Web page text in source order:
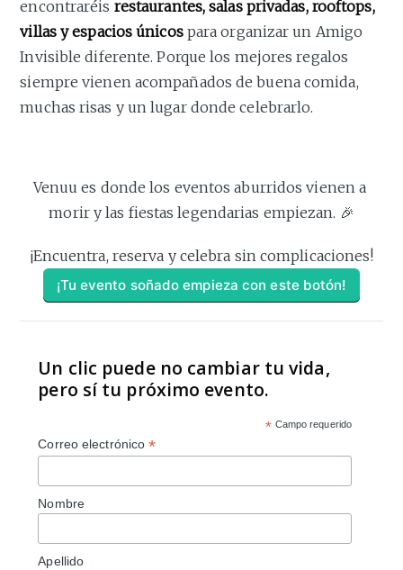
encontraréis restaurantes, salas privadas, rooftops,
villas y espacios únicospara organizar un Amigo
Invisible diferente. Porque los mejores regalos
siempre vienen acompañados de buena comida,
muchas risas y un lugar donde celebrarlo.
Venuu es donde los eventos aburridos vienen a
morir y las fiestas legendarias empiezan. 🎉
¡Encuentra, reserva y celebra sin complicaciones!
¡Tu evento soñado empieza con este botón!
Un clic puede no cambiar tu vida,
pero sí tu próximo evento.
* Campo requerido
Correo electrónico*
Nombre
Apellido